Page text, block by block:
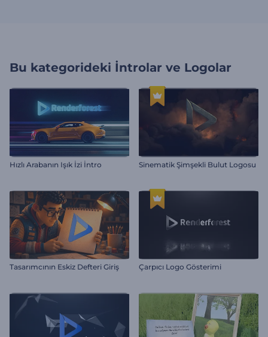
Bu kategorideki İntrolar ve Logolar
Hızlı Arabanın Işık İzi İntro Sinematik Şimşekli Bulut Logosu
Tasarımcının Eskiz Defteri Giriş Çarpıcı Logo Gösterimi